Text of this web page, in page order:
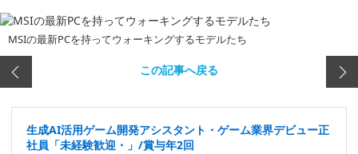
MSIの最新PCを持ってウォーキングするモデルたち
この記事へ戻る
生成AI活用ゲーム開発アシスタント・ゲーム業界デビュー正
社員「未経験歓迎・」/賞与年2回